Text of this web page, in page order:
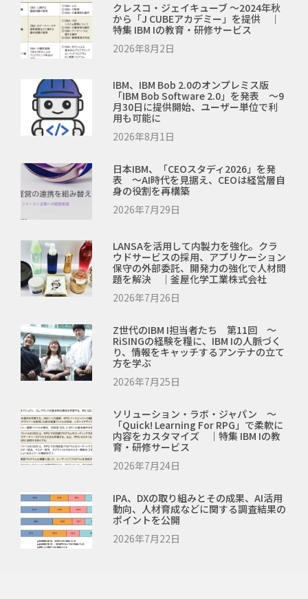
クレスコ・ジェイキューブ ～2024年秋
から「J CUBEアカデミー」を提供 ｜
特集 IBM Iの教育・研修サービス
2026年8月2日
IBM、IBM Bob 2.0のオンプレミス版
「IBM Bob Software 2.0」を発表 ～9
月30日に提供開始、ユーザー単位で利
用も可能に
2026年8月1日
日本IBM、「CEOスタディ2026」を発
表 ～AI時代を見据え、CEOは経営層自
身の役割を再構築
2026年7月29日
LANSAを活用して内製力を強化。クラ
ウドサービスの採用、アプリケーション
保守の外部委託、開発力の強化で人材問
題を解決 ｜釜屋化学工業株式会社
2026年7月26日
Z世代のIBM I担当者たち 第11回 ～
RiSINGの経験を糧に、IBM Iの人脈づく
り、情報をキャッチするアンテナの立て
方を学ぶ
2026年7月25日
ソリューション・ラボ・ジャパン ～
「Quick! Learning For RPG」で柔軟に
内容をカスタマイズ ｜特集 IBM Iの教
育・研修サービス
2026年7月24日
IPA、DXの取り組みとその成果、AI活用
動向、人材育成などに関する調査結果の
ポイントを公開
2026年7月22日